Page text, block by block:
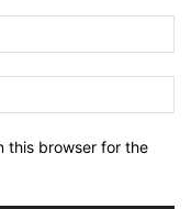
this browser for the